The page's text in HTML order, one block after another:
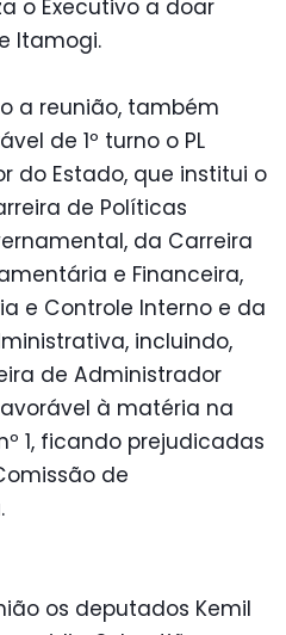
o Executivo a doar
Itamogi.
a reunião, também
de 1º turno o PL
do Estado, que institui o
de Políticas
da Carreira
e Financeira,
e Controle Interno e da
incluindo,
de Administrador
à matéria na
1, ficando prejudicadas
de
os deputados Kemil